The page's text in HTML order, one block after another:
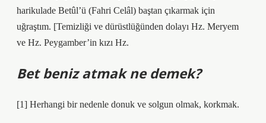
harikulade Betûl’ü (Fahri Celâl) baştan çıkarmak için
uğraştım. [Temizliği ve dürüstlüğünden dolayı Hz. Meryem
ve Hz. Peygamber’in kızı Hz.
Bet beniz atmak ne demek?
[1] Herhangi bir nedenle donuk ve solgun olmak, korkmak.